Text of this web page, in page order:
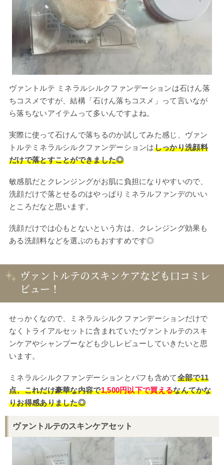
ヴァントルテ ミネラルシルクファンデーションは石けん落
ちコスメですが、結構「石けん落ちコスメ」って言いなが
ら落ちないアイテムって多いんですよね。
実際に使って石けんで落ちるのか試してみた感じ、ヴァン
トルテミネラルシルクファンデーションはしっかり洗顔料
だけで落とすことができました◎
敏感肌だとクレンジングがお肌に負担になりやすいので、
洗顔だけで落とせるのはやっぱりミネラルファンデのいい
ところだなと思います。
洗顔だけでは心もとないという方は、クレンジング効果も
ある洗顔料などを選ぶのもおすすめです◎
ヴァントルテのスキンケアなども口コミレ
ビュー！
せっかくなので、ミネラルシルクファンデーションだけで
なくトライアルセットに含まれていたヴァントルテのスキ
ンケアやシャンプーなども少しレビューしていきたいと思
います。
ミネラルシルクファンデーションとパフも含めて全部で11
点、これだけ豪華な内容で1,500円以下で買えるなんてかな
りお得感ありました◎
ヴァントルテのスキンケアセット